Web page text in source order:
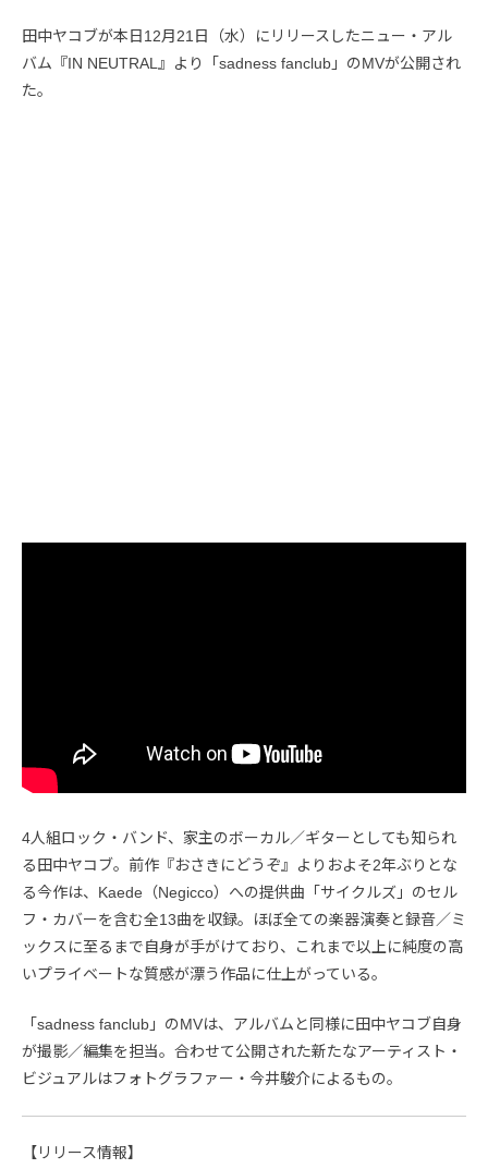
田中ヤコブが本日12月21日（水）にリリースしたニュー・アル
バム『IN NEUTRAL』より「sadness fanclub」のMVが公開され
た。
4人組ロック・バンド、家主のボーカル／ギターとしても知られ
る田中ヤコブ。前作『おさきにどうぞ』よりおよそ2年ぶりとな
る今作は、Kaede（Negicco）への提供曲「サイクルズ」のセル
フ・カバーを含む全13曲を収録。ほぼ全ての楽器演奏と録音／ミ
ックスに至るまで自身が手がけており、これまで以上に純度の高
いプライベートな質感が漂う作品に仕上がっている。
「sadness fanclub」のMVは、アルバムと同様に田中ヤコブ自身
が撮影／編集を担当。合わせて公開された新たなアーティスト・
ビジュアルはフォトグラファー・今井駿介によるもの。
【リリース情報】